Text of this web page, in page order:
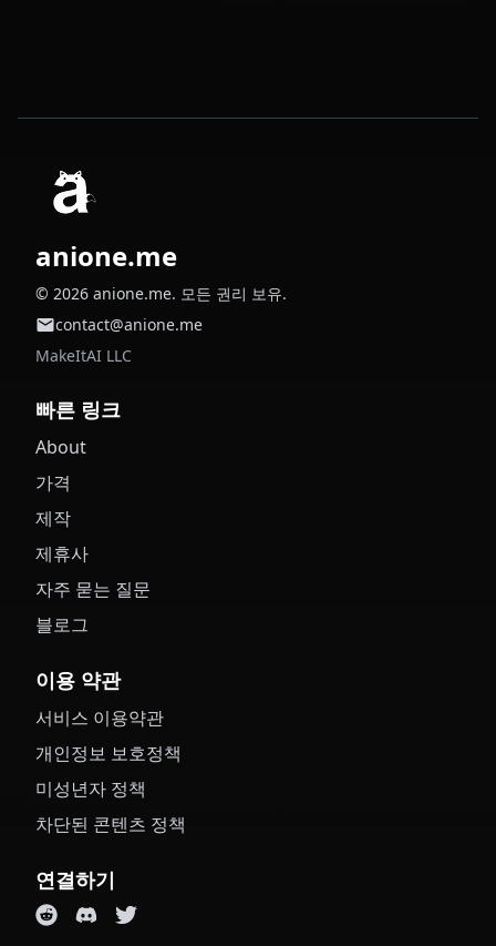
anione.me
© 2026 anione.me. 모든 권리 보유.
contact@anione.me
MakeItAI LLC
빠른 링크
About
가격
제작
제휴사
자주 묻는 질문
블로그
이용 약관
서비스 이용약관
개인정보 보호정책
미성년자 정책
차단된 콘텐츠 정책
연결하기